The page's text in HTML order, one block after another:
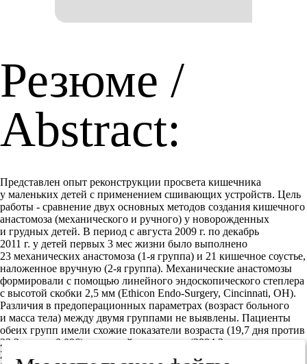
Резюме /
Abstract:
Представлен опыт реконструкции просвета кишечника
у маленьких детей с применением сшивающих устройств. Цель
работы - сравнение двух основных методов создания кишечного
анастомоза (механического и ручного) у новорожденных
и грудных детей. В период с августа 2009 г. по декабрь
2011 г. у детей первых 3 мес жизни было выполнено
23 механических анастомоза (1-я группа) и 21 кишечное соустье,
наложенное вручную (2-я группа). Механические анастомозы
формировали с помощью линейного эндоскопического степлера
с высотой скобки 2,5 мм (Ethicon Endo-Surgery, Cincinnati, OH).
Различия в предоперационных параметрах (возраст больного
и масса тела) между двумя группами не выявлены. Пациенты
обеих групп имели схожие показатели возраста (19,7 дня против
23,2 дня; р=0,096) и средней массы тела (2884,3 г против
2716,0 г; р=0,692). Средняя продолжительность операции в 1-